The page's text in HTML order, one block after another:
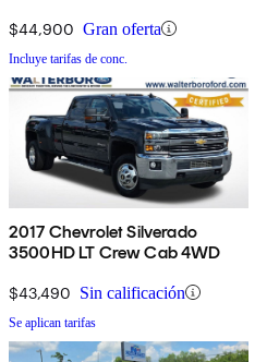
$44,900 Gran oferta
Incluye tarifas de conc.
2017 Chevrolet Silverado
3500HD LT Crew Cab 4WD
$43,490 Sin calificación
Se aplican tarifas